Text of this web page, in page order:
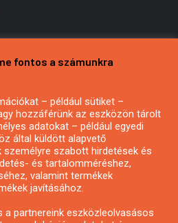
vagy hírlevél
fontos a számunkra
– például sütiket –
hozzáférünk az eszközön tárolt
adatokat – például egyedi
által küldött alapvető
szabott hirdetések és
és tartalomméréshez,
valamint termékek
javításához.
a partnereink eszközleolvasásos